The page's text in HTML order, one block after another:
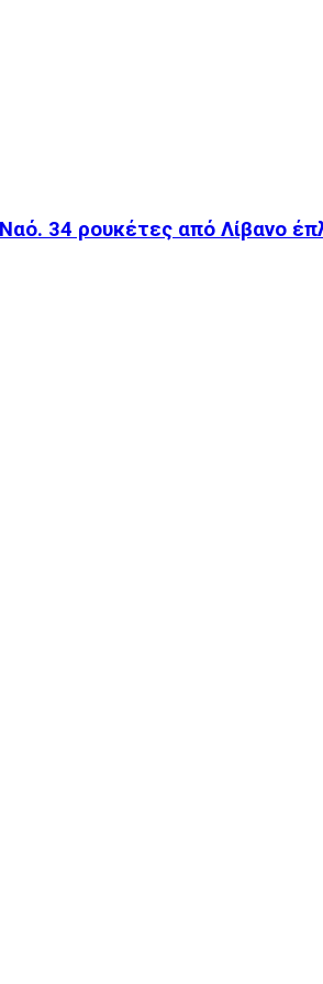
34 ρουκέτες από Λίβανο